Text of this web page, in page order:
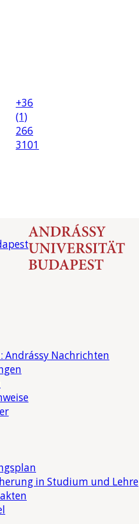
+36
(1)
266
3101
Andrássy Nachrichten
in Studium und Lehre